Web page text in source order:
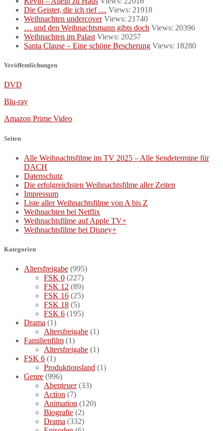
Die Geister, die ich rief … Views: 21918
Weihnachten undercover Views: 21740
… und den Weihnachtsmann gibts doch Views: 20396
Weihnachten im Palast Views: 20257
Santa Clause – Eine schöne Bescherung Views: 18280
Veröffentlichungen
DVD
Blu-ray
Amazon Prime Video
Seiten
Alle Weihnachtsfilme im TV 2025 – Alle Sendetermine für
DACH
Datenschutz
Die erfolgreichsten Weihnachtsfilme aller Zeiten
Impressum
Liste aller Weihnachtsfilme von A bis Z
Weihnachten bei Netflix
Weihnachtsfilme auf Apple TV+
Weihnachtsfilme bei Disney+
Kategorien
Altersfreigabe (995)
FSK 0 (227)
FSK 12 (89)
FSK 16 (25)
FSK 18 (5)
FSK 6 (195)
Drama (1)
Altersfreigabe (1)
Familienfilm (1)
Altersfreigabe (1)
FSK 6 (1)
Produktionsland (1)
Genre (996)
Abenteuer(33)
Action (7)
Animation (120)
Biografie (2)
Drama (332)